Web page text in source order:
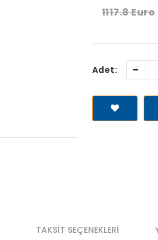
1117.8 Euro
Adet: -
TAKSIT SEÇENEKLERI